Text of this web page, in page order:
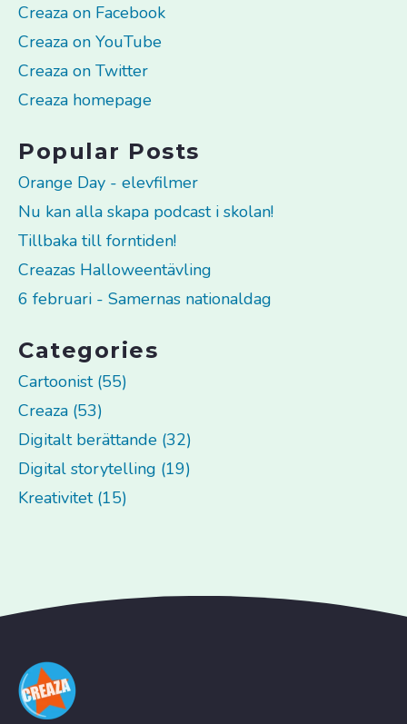
Creaza on Facebook
Creaza on YouTube
Creaza on Twitter
Creaza homepage
Popular Posts
Orange Day - elevfilmer
Nu kan alla skapa podcast i skolan!
Tillbaka till forntiden!
Creazas Halloweentävling
6 februari - Samernas nationaldag
Categories
Cartoonist (55)
Creaza (53)
Digitalt berättande (32)
Digital storytelling (19)
Kreativitet (15)